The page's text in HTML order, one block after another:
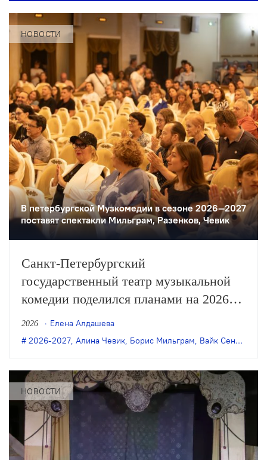
НОВОСТИ
В петербургской Музкомедии в сезоне 2026—2027
поставят спектакли Мильграм, Разенков, Чевик
Санкт-Петербургский
государственный театр музыкальной
комедии поделился планами на 2026
и 2027 годы, в числе которых —
премьеры постановок Бориса
Сенте и Алины Чевик, а также новый
формат работы: теперь в театре будут
отдельные подразделения мюзикла
и оперетты с собственными
руководителями.
2026
Елена Алдашева
2026-2027 Алина Чевик Борис Мильграм Вайк Сенте
НОВОСТИ